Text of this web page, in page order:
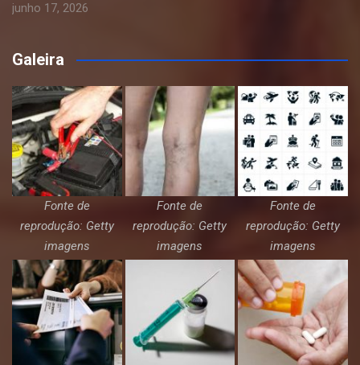
junho 17, 2026
Galeira
Fonte de
reprodução: Getty
imagens
Fonte de
reprodução: Getty
imagens
Fonte de
reprodução: Getty
imagens